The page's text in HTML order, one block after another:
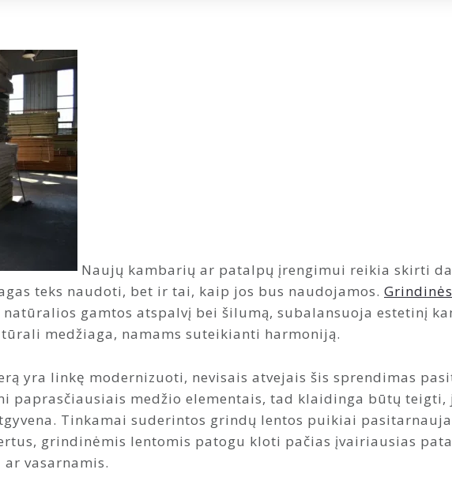
Naujų kambarių ar patalpų įrengimui reikia skirti
teks naudoti, bet ir tai, kaip jos bus naudojamos.
gamtos atspalvį bei šilumą, subalansuoja estetinį
medžiaga, namams suteikianti harmoniją.
yra linkę modernizuoti, nevisais atvejais šis sprendimas
paprasčiausiais medžio elementais, tad klaidinga būtų teigti,
Tinkamai suderintos grindų lentos puikiai
grindinėmis lentomis patogu kloti pačias įvairiausias
vasarnamis.